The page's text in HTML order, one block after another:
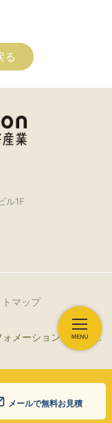
メールで無料お見積
る
ル1F
マップ
メーション住宅産業.